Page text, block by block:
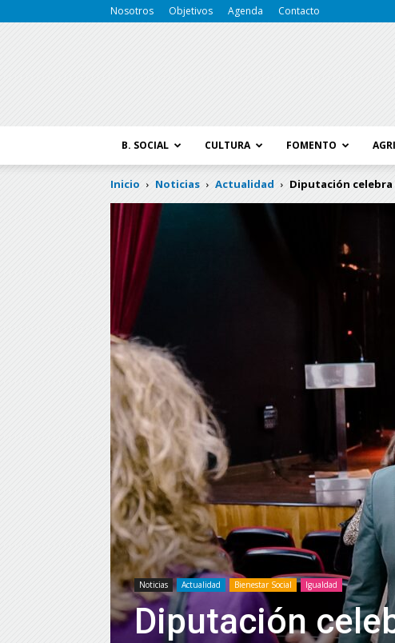
Nosotros Objetivos Agenda Contacto
B. SOCIAL CULTURA FOMENTO
Inicio Noticias Actualidad Diputación celebra
Noticias Actualidad Bienestar Social Igualdad
Diputación